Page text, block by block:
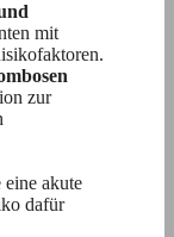
mit
zur
eine akute
dafür